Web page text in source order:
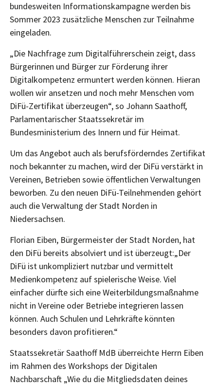
bundesweiten Informationskampagne werden bis
Sommer 2023 zusätzliche Menschen zur Teilnahme
eingeladen.
„Die Nachfrage zum Digitalführerschein zeigt, dass
Bürgerinnen und Bürger zur Förderung ihrer
Digitalkompetenz ermuntert werden können. Hieran
wollen wir ansetzen und noch mehr Menschen vom
DiFü-Zertifikat überzeugen“, so Johann Saathoff,
Parlamentarischer Staatssekretär im
Bundesministerium des Innern und für Heimat.
Um das Angebot auch als berufsförderndes Zertifikat
noch bekannter zu machen, wird der DiFü verstärkt in
Vereinen, Betrieben sowie öffentlichen Verwaltungen
beworben. Zu den neuen DiFü-Teilnehmenden gehört
auch die Verwaltung der Stadt Norden in
Niedersachsen.
Florian Eiben, Bürgermeister der Stadt Norden, hat
den DiFü bereits absolviert und ist überzeugt:„Der
DiFü ist unkompliziert nutzbar und vermittelt
Medienkompetenz auf spielerische Weise. Viel
einfacher dürfte sich eine Weiterbildungsmaßnahme
nicht in Vereine oder Betriebe integrieren lassen
können. Auch Schulen und Lehrkräfte könnten
besonders davon profitieren.“
Staatssekretär Saathoff MdB überreichte Herrn Eiben
im Rahmen des Workshops der Digitalen
Nachbarschaft „Wie du die Mitgliedsdaten deines